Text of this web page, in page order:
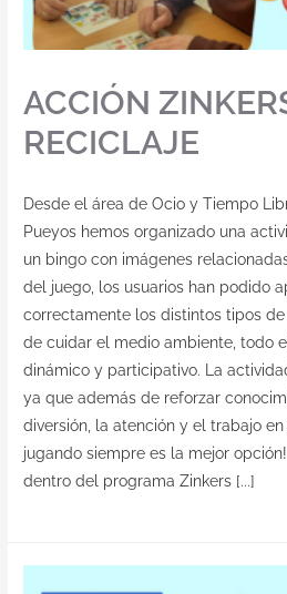
ACCIÓN
RECICLAJE
Desde el área de Ocio y Tiempo
Pueyos hemos organizado una
un bingo con imágenes
del juego, los usuarios han podido
correctamente los distintos tipos
de cuidar el medio ambiente, todo
dinámico y participativo. La
ya que además de reforzar
diversión, la atención y el trabajo en
jugando siempre es la mejor
dentro del programa Zinkers [...]